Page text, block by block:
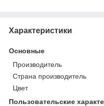
Характеристики
Основные
Производитель
Страна производитель
Цвет
Пользовательские